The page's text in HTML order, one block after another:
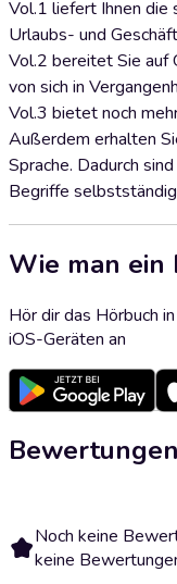
Vol.1 liefert Ihnen die
Urlaubs- und
Vol.2 bereitet Sie auf
von sich in
Vol.3 bietet noch
Außerdem erhalten
Sprache. Dadurch
Begriffe
Wie man
Hör dir das Hörbuch
iOS-Geräten an
Noch keine
keine